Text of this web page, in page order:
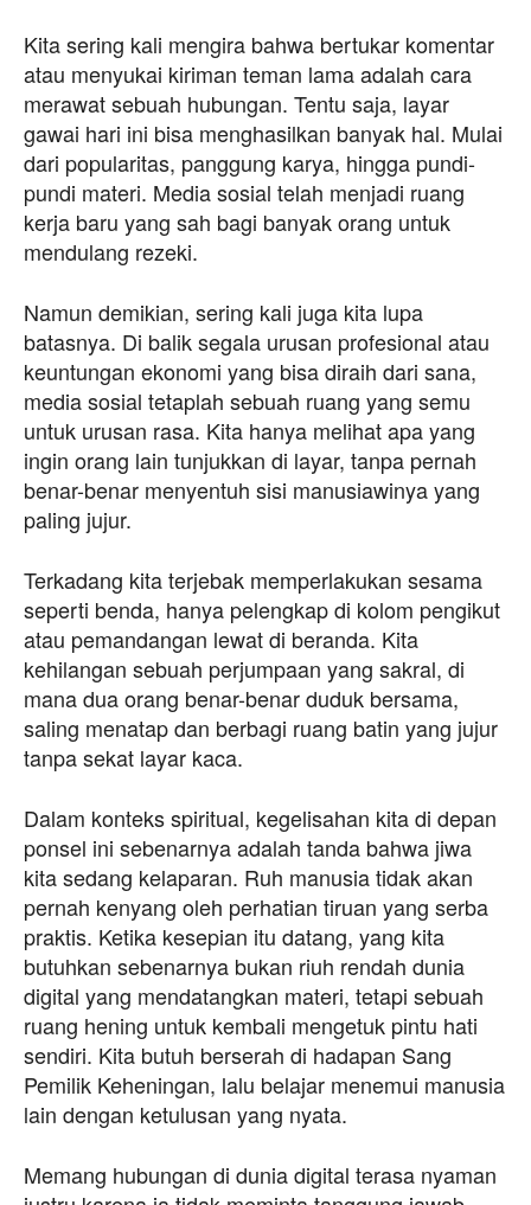
Kita sering kali mengira bahwa bertukar komentar
atau menyukai kiriman teman lama adalah cara
merawat sebuah hubungan. Tentu saja, layar
gawai hari ini bisa menghasilkan banyak hal. Mulai
dari popularitas, panggung karya, hingga pundi-
pundi materi. Media sosial telah menjadi ruang
kerja baru yang sah bagi banyak orang untuk
mendulang rezeki.
Namun demikian, sering kali juga kita lupa
batasnya. Di balik segala urusan profesional atau
keuntungan ekonomi yang bisa diraih dari sana,
media sosial tetaplah sebuah ruang yang semu
untuk urusan rasa. Kita hanya melihat apa yang
ingin orang lain tunjukkan di layar, tanpa pernah
benar-benar menyentuh sisi manusiawinya yang
paling jujur.
Terkadang kita terjebak memperlakukan sesama
seperti benda, hanya pelengkap di kolom pengikut
atau pemandangan lewat di beranda. Kita
kehilangan sebuah perjumpaan yang sakral, di
mana dua orang benar-benar duduk bersama,
saling menatap dan berbagi ruang batin yang jujur
tanpa sekat layar kaca.
Dalam konteks spiritual, kegelisahan kita di depan
ponsel ini sebenarnya adalah tanda bahwa jiwa
kita sedang kelaparan. Ruh manusia tidak akan
pernah kenyang oleh perhatian tiruan yang serba
praktis. Ketika kesepian itu datang, yang kita
butuhkan sebenarnya bukan riuh rendah dunia
digital yang mendatangkan materi, tetapi sebuah
ruang hening untuk kembali mengetuk pintu hati
sendiri. Kita butuh berserah di hadapan Sang
Pemilik Keheningan, lalu belajar menemui manusia
lain dengan ketulusan yang nyata.
Memang hubungan di dunia digital terasa nyaman